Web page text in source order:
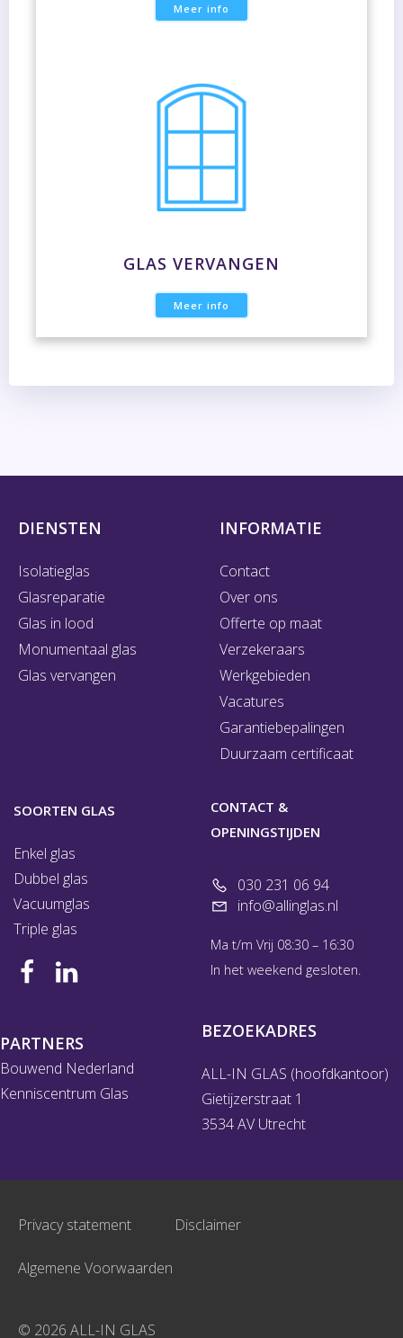
Meer info
GLAS VERVANGEN
Meer info
DIENSTEN
Isolatieglas
Glasreparatie
Glas in lood
Monumentaal glas
Glas vervangen
INFORMATIE
Contact
Over ons
Offerte op maat
Verzekeraars
Werkgebieden
Vacatures
Garantiebepalingen
Duurzaam certificaat
SOORTEN GLAS
Enkel glas
Dubbel glas
Vacuumglas
Triple glas
CONTACT &
OPENINGSTIJDEN
030 231 06 94
info@allinglas.nl
Ma t/m Vrij 08:30 – 16:30
In het weekend gesloten.
PARTNERS
Bouwend Nederland
Kenniscentrum Glas
BEZOEKADRES
ALL-IN GLAS (hoofdkantoor)
Gietijzerstraat 1
3534 AV Utrecht
Privacy statement Disclaimer
Algemene Voorwaarden
© 2026 ALL-IN GLAS